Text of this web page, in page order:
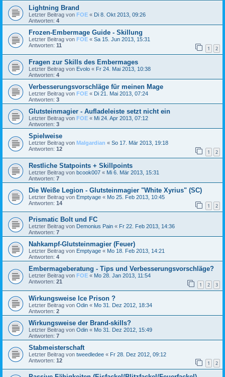
Lightning Brand
Letzter Beitrag von FOE « Di 8. Okt 2013, 09:26
Antworten: 4
Frozen-Embermage Guide - Skillung
Letzter Beitrag von FOE « Sa 15. Jun 2013, 15:31
Antworten: 11 1 2
Fragen zur Skills des Embermages
Letzter Beitrag von Evolo « Fr 24. Mai 2013, 10:38
Antworten: 4
Verbesserungsvorschläge für meinen Mage
Letzter Beitrag von FOE « Di 21. Mai 2013, 07:24
Antworten: 3
Glutsteinmagier - Aufladeleiste setzt nicht ein
Letzter Beitrag von FOE « Mi 24. Apr 2013, 07:12
Antworten: 3
Spielweise
Letzter Beitrag von Malgardian « So 17. Mär 2013, 19:18
Antworten: 12 1 2
Restliche Statpoints + Skillpoints
Letzter Beitrag von bcook007 « Mi 6. Mär 2013, 15:31
Antworten: 7
Die Weiße Legion - Glutsteinmagier "White Xyrius" (SC)
Letzter Beitrag von Emptyage « Mo 25. Feb 2013, 10:45
Antworten: 14 1 2
Prismatic Bolt und FC
Letzter Beitrag von Demonius Pain « Fr 22. Feb 2013, 14:36
Antworten: 7
Nahkampf-Glutsteinmagier (Feuer)
Letzter Beitrag von Emptyage « Mo 18. Feb 2013, 14:21
Antworten: 4
Embermageberatung - Tips und Verbesserungsvorschläge?
Letzter Beitrag von FOE « Mo 28. Jan 2013, 11:54
Antworten: 21 1 2 3
Wirkungsweise Ice Prison ?
Letzter Beitrag von Odin « Mo 31. Dez 2012, 18:34
Antworten: 2
Wirkungsweise der Brand-skills?
Letzter Beitrag von Odin « Mo 31. Dez 2012, 15:49
Antworten: 7
Stabmeisterschaft
Letzter Beitrag von tweedledee « Fr 28. Dez 2012, 09:12
Antworten: 12 1 2